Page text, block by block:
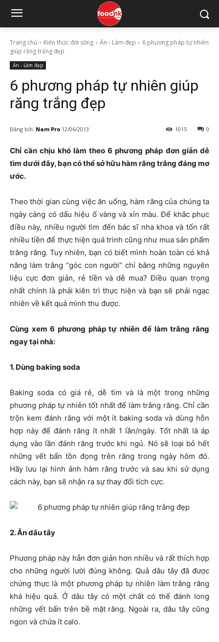
Trang chủ Kiến thức đời sống Ăn - Làm đẹp
6 phương pháp tự nhiên
giúp răng trắng đẹp
Ăn - Làm đẹp
6 phương pháp tự nhiên giúp
răng trắng đẹp
Đăng bởi: Nam Pro 12/06/2013 0
1015
Chỉ cần chịu khó làm theo 6 phương pháp đơn giản dễ
tìm dưới đây, bạn có thể sở hữu hàm răng trắng đáng mơ
ước.
Theo thời gian cùng việc ăn uống, hàm răng của chúng ta
ngày càng có dấu hiệu ố vàng và xỉn màu. Để khắc phục
điều này, nhiều người tìm đến bác sĩ nha khoa và tốn rất
nhiều tiền để thực hiện quá trình cũng như mua sản phẩm
trắng răng. Tuy nhiên, bạn có biết mình hoàn toàn có khả
năng làm trắng “góc con người” chỉ bằng những nguyên
liệu cực đơn giản, rẻ tiền và dễ mua? Điều quan trọng
nhất chính là phải kiên trì thực hiện và bạn sẽ phải ngạc
nhiên về kết quả mình thu được.
Cùng xem 6 phương pháp tự nhiên để làm trắng răng
ngay tại nhà:
1. Dùng baking soda
Baking soda có giá rẻ, dễ tìm và là một trong những
phương pháp tự nhiên tốt nhất để làm trắng răng. Chỉ cần
trộn kem đánh răng với một ít baking soda và dùng hỗn
hợp này để đánh răng ít nhất 1 lần/ngày. Tốt nhất là áp
dụng vào lần đánh răng trước khi ngủ. Nó sẽ loại bỏ hết
những vết bẩn tồn đọng trên răng trong ngày hôm đó.
Hãy lưu lại hình ảnh hàm răng trước và sau khi sử dụng
cách này, bạn sẽ nhận ra sự thay đổi tích cực.
2. Ăn dâu tây
Phương pháp này hẳn đơn giản hơn nhiều và rất thích hợp
cho những người lười đúng không. Quả dâu tây đã được
chứng thực là một phương pháp tự nhiên làm trắng răng
khá hiệu quả. Ở dâu tây có một chất có thể đánh long
những vết bẩn trên bề mặt răng. Ngoài ra, dâu tây cũng
ngon và chứa ít calo.